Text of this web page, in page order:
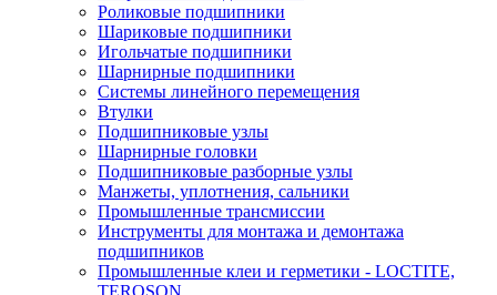
Роликовые подшипники
Шариковые подшипники
Игольчатые подшипники
Шарнирные подшипники
Системы линейного перемещения
Втулки
Подшипниковые узлы
Шарнирные головки
Подшипниковые разборные узлы
Манжеты, уплотнения, сальники
Промышленные трансмиссии
Инструменты для монтажа и демонтажа
подшипников
Промышленные клеи и герметики - LOCTITE,
TEROSON